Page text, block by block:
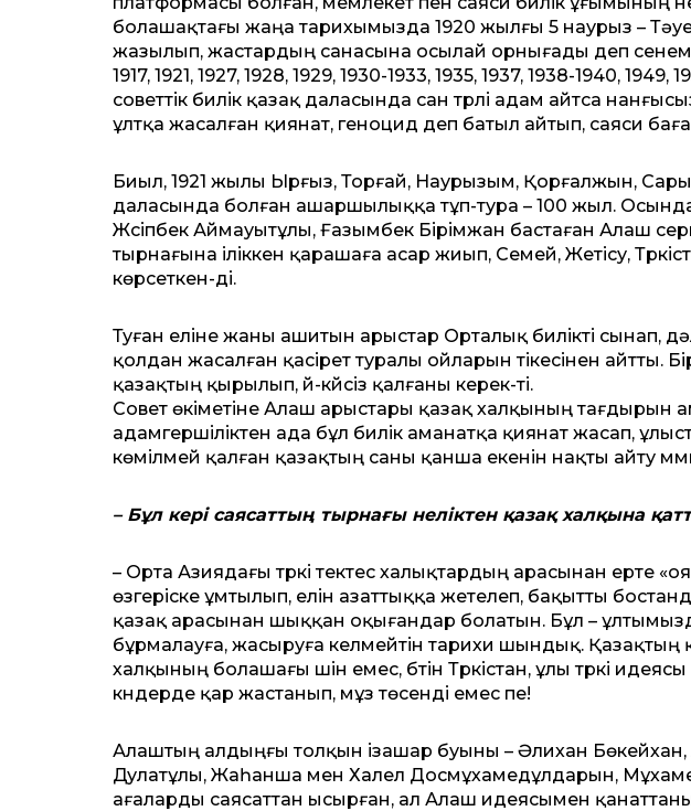
болашақтағы жаңа тарихымызда 1920 жылғы 5 наурыз –
жазылып, жастардың санасына осылай орнығады деп
1917, 1921, 1927, 1928, 1929, 1930-1933, 1935, 1937, 1938-1940,
советтік билік қазақ даласында сан түрлі адам айтса
ұлтқа жасалған қиянат, геноцид деп батыл айтып, саяси
Биыл, 1921 жылы Ырғыз, Торғай, Наурызым, Қорғалжын,
даласында болған ашаршылыққа тұп-тура – 100 жыл.
Жүсіпбек Аймауытұлы, Ғазымбек Бірімжан бастаған Алаш
тырнағына іліккен қарашаға асар жиып, Семей, Жетісу,
көрсеткен-ді.
Туған еліне жаны ашитын арыстар Орталық билікті сынап,
қолдан жасалған қасірет туралы ойларын тікесінен айтты.
қазақтың қырылып, үй-күйсіз қалғаны керек-ті.
Совет өкіметіне Алаш арыстары қазақ халқының тағдырын
адамгершіліктен ада бұл билік аманатқа қиянат жасап,
көмілмей қалған қазақтың саны қанша екенін нақты айту
– Бұл кері саясаттың тырнағы неліктен қазақ халқына
– Орта Азиядағы түркі тектес халықтардың арасынан ерте
өзгеріске ұмтылып, елін азаттыққа жетелеп, бақытты
қазақ арасынан шыққан оқығандар болатын. Бұл –
бұрмалауға, жасыруға келмейтін тарихи шындық. Қазақтың
халқының болашағы үшін емес, бүтін Түркістан, ұлы түркі
күндерде қар жастанып, мұз төсенді емес пе!
Алаштың алдыңғы толқын ізашар буыны – Әлихан
Дулатұлы, Жаһанша мен Халел Досмұхамедұлдарын,
ағаларды саясаттан ысырған, ал Алаш идеясымен